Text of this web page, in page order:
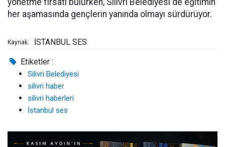
her aşamasında gençlerin yanında olmayı sürdürüyor.
Kaynak: İSTANBUL SES
Etiketler :
Silivri Belediyesi
silivri haber
silivri haberleri
İstanbul ses